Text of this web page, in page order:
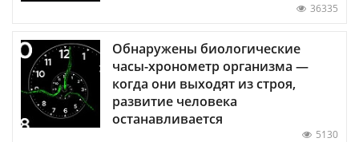
36335
Обнаружены биологические
часы-хронометр организма —
когда они выходят из строя,
развитие человека
останавливается
5130